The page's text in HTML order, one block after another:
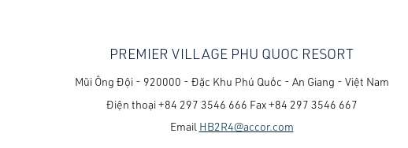
PREMIER VILLAGE PHU QUOC RESORT
Mũi Ông Đội - 920000 - Đặc Khu Phú Quốc - An Giang - Việt Nam
Điện thoại+84 297 3546 666 Fax+84 297 3546 667
Email HB2R4@accor.com